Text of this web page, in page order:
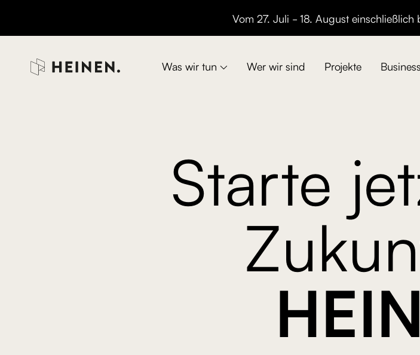
Vom 27. Juli - 18. August
Was wir tun  Wer wir sind Projekte Business
Starte